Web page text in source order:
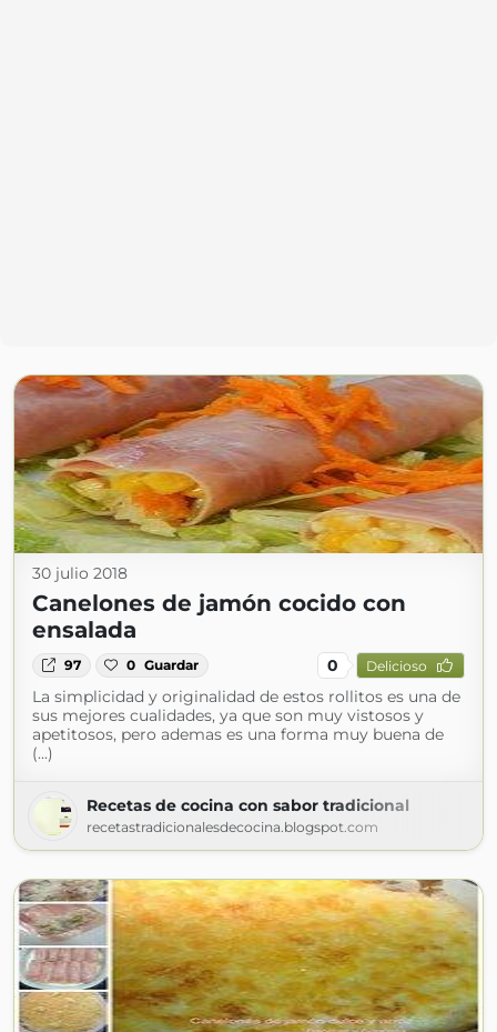
30 julio 2018
Canelones de jamón cocido con
ensalada
97 0 Guardar 0 Delicioso
La simplicidad y originalidad de estos rollitos es una de
sus mejores cualidades, ya que son muy vistosos y
apetitosos, pero ademas es una forma muy buena de
(...)
Recetas de cocina con sabor tradicional
recetastradicionalesdecocina.blogspot.com